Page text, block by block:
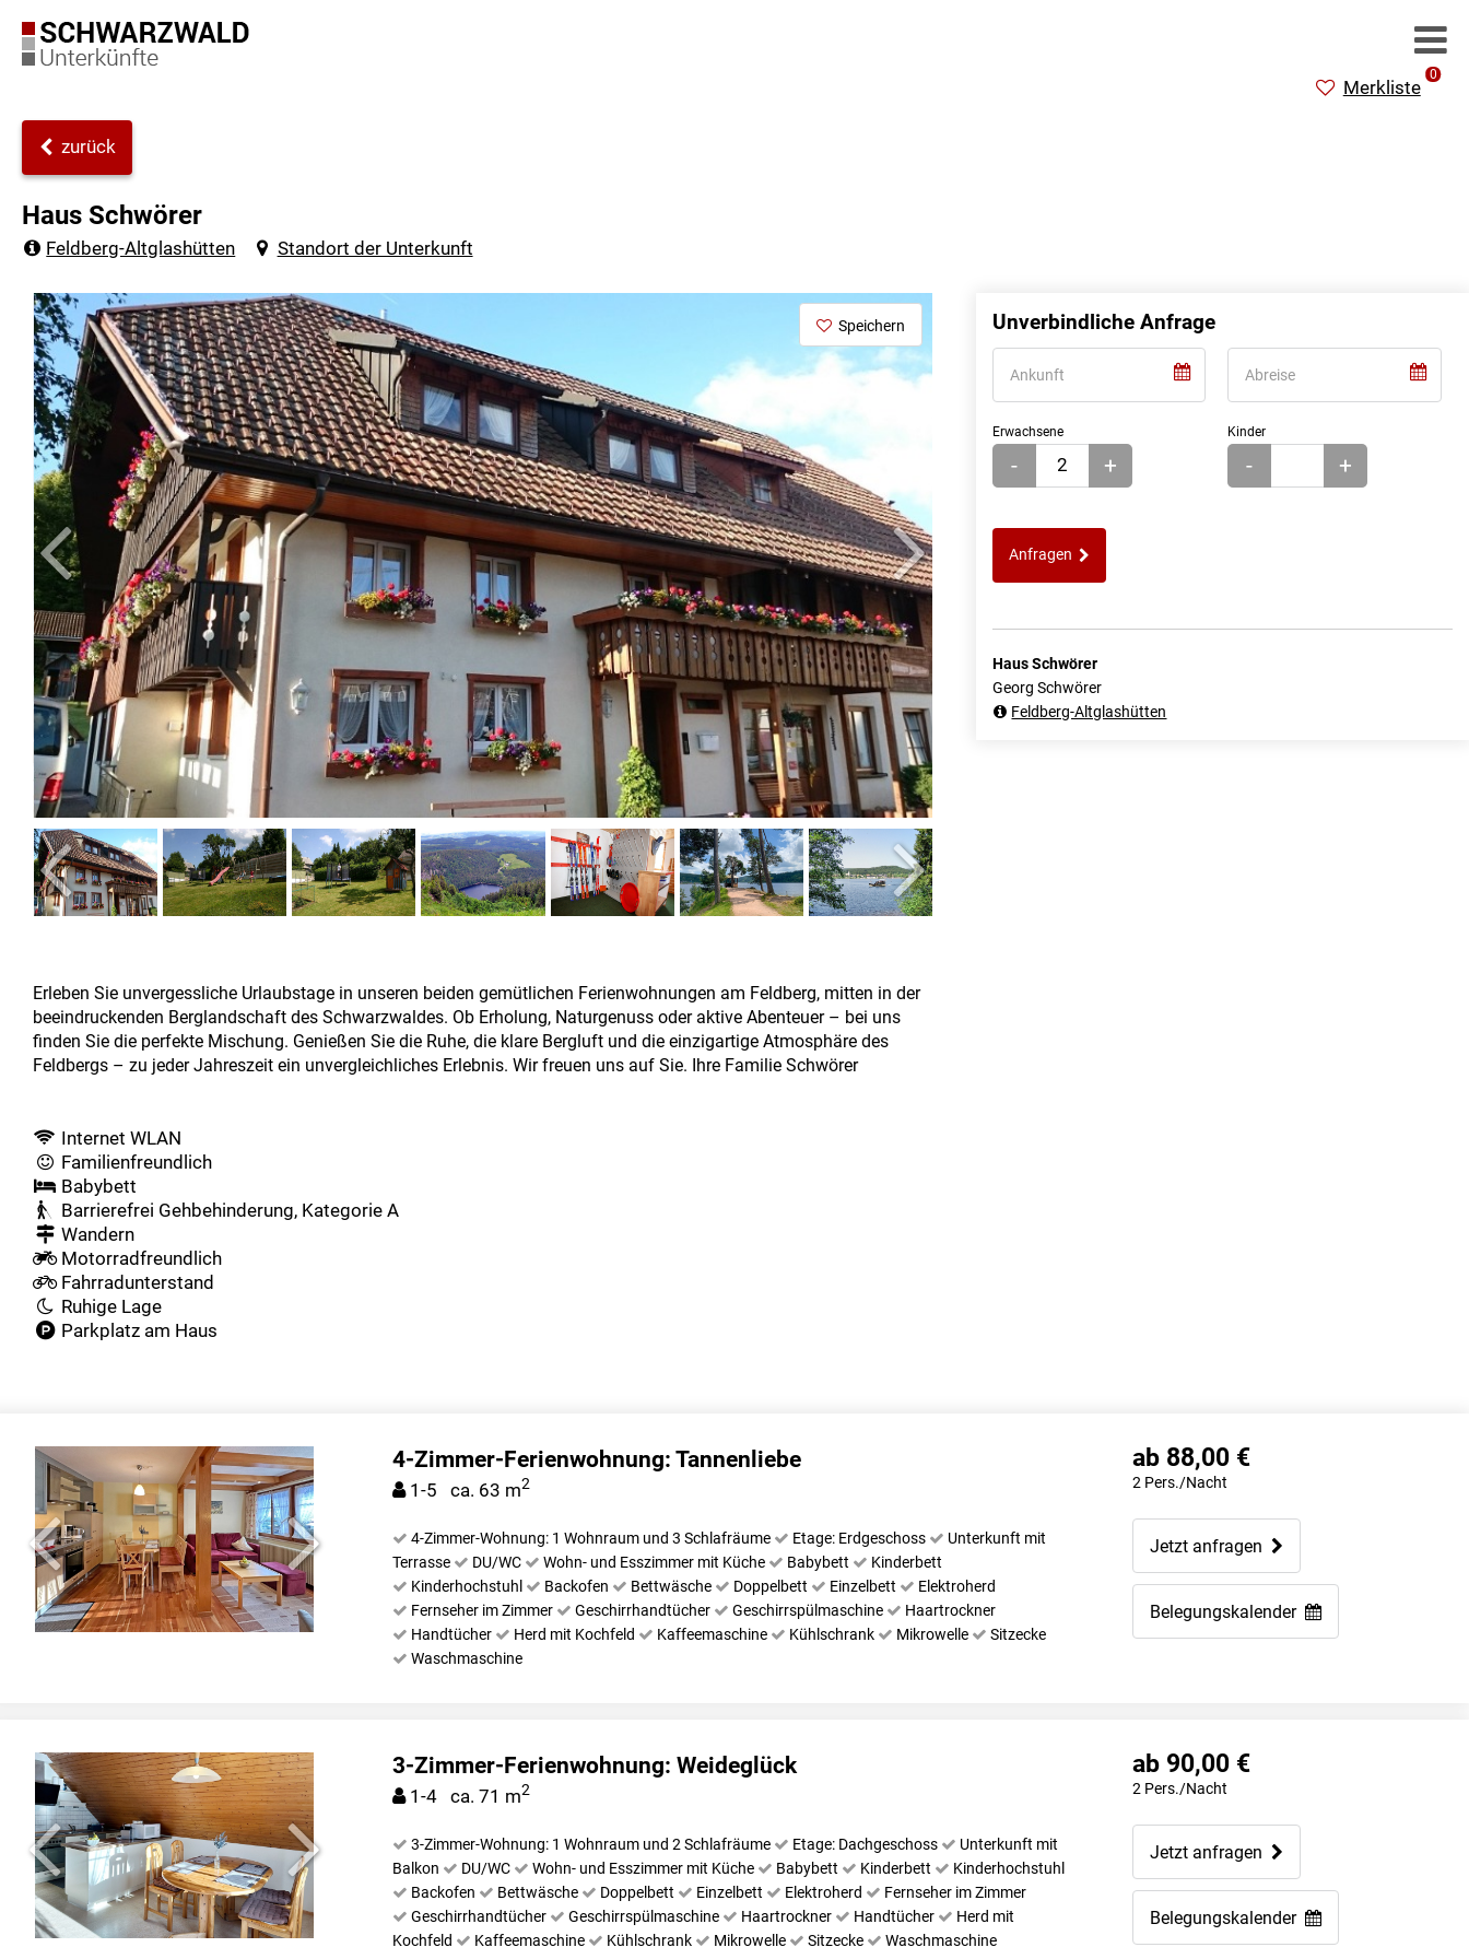
0
Merkliste
zurück
Haus Schwörer
Feldberg-Altglashütten Standort der Unterkunft
Speichern
Erleben Sie unvergessliche Urlaubstage in unseren beiden gemütlichen Ferienwohnungen am Feldberg, mitten in der
beeindruckenden Berglandschaft des Schwarzwaldes. Ob Erholung, Naturgenuss oder aktive Abenteuer – bei uns
finden Sie die perfekte Mischung. Genießen Sie die Ruhe, die klare Bergluft und die einzigartige Atmosphäre des
Feldbergs – zu jeder Jahreszeit ein unvergleichliches Erlebnis. Wir freuen uns auf Sie. Ihre Familie Schwörer
Internet WLAN
Familienfreundlich
Babybett
Barrierefrei Gehbehinderung, Kategorie A
Wandern
Motorradfreundlich
Fahrradunterstand
Ruhige Lage
Parkplatz am Haus
Unverbindliche Anfrage
Erwachsene
- +
Kinder
- +
Anfragen
Haus Schwörer
Georg Schwörer
Feldberg-Altglashütten
4-Zimmer-Ferienwohnung: Tannen­liebe
1-5 ca. 63 m2
4-Zimmer-Wohnung: 1 Wohnraum und 3 Schlafräume Etage: Erdgeschoss
Unterkunft mit
Terrasse
DU/WC Wohn- und Esszimmer mit Küche Babybett
Kinderbett
Kinderhochstuhl
Backofen Bettwäsche Doppelbett Einzelbett
Elektroherd
Fernseher im Zimmer
Geschirrhandtücher Geschirrspülmaschine
Haartrockner
Handtücher
Herd mit Kochfeld Kaffeemaschine Kühlschrank Mikrowelle
Sitzecke
Waschmaschine
ab 88,00 €
2 Pers./Nacht
Jetzt anfragen
Belegungskalender
3-Zimmer-Ferienwohnung: Weide­glück
1-4 ca. 71 m2
3-Zimmer-Wohnung: 1 Wohnraum und 2 Schlafräume Etage: Dachgeschoss
Unterkunft mit
Balkon
DU/WC Wohn- und Esszimmer mit Küche Babybett Kinderbett
Kinderhochstuhl
Backofen
Bettwäsche Doppelbett Einzelbett Elektroherd
Fernseher im Zimmer
Geschirrhandtücher
Geschirrspülmaschine Haartrockner Handtücher
Herd mit
Kochfeld
Kaffeemaschine Kühlschrank Mikrowelle Sitzecke Waschmaschine
ab 90,00 €
2 Pers./Nacht
Jetzt anfragen
Belegungskalender